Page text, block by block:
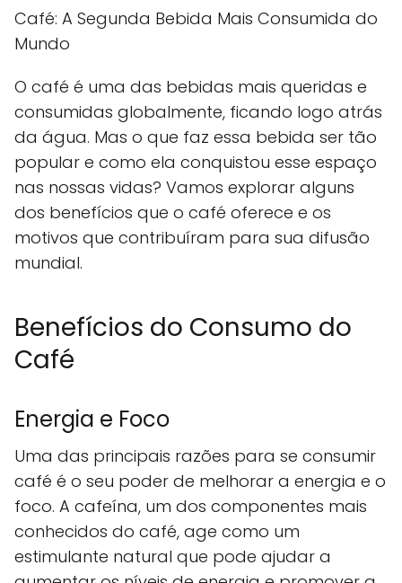
Café: A Segunda Bebida Mais Consumida do
Mundo
O café é uma das bebidas mais queridas e
consumidas globalmente, ficando logo atrás
da água. Mas o que faz essa bebida ser tão
popular e como ela conquistou esse espaço
nas nossas vidas? Vamos explorar alguns
dos benefícios que o café oferece e os
motivos que contribuíram para sua difusão
mundial.
Benefícios do Consumo do
Café
Energia e Foco
Uma das principais razões para se consumir
café é o seu poder de melhorar a energia e o
foco. A cafeína, um dos componentes mais
conhecidos do café, age como um
estimulante natural que pode ajudar a